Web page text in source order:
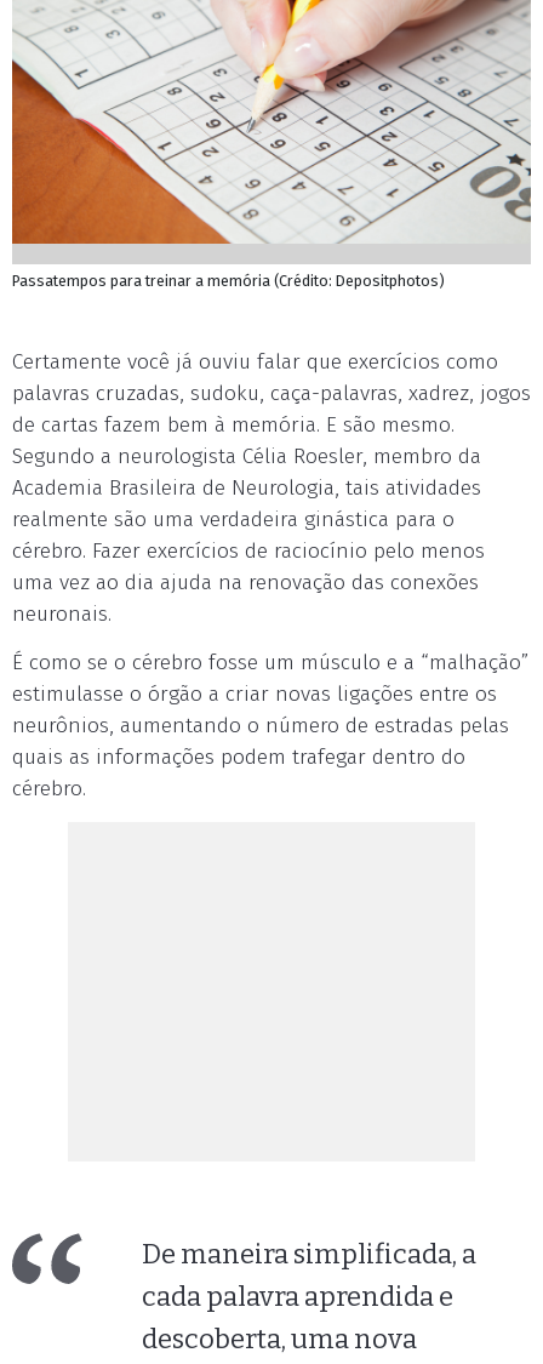
Passatempos para treinar a memória (Crédito: Depositphotos)
Certamente você já ouviu falar que exercícios como
palavras cruzadas, sudoku, caça-palavras, xadrez, jogos
de cartas fazem bem à memória. E são mesmo.
Segundo a neurologista Célia Roesler, membro da
Academia Brasileira de Neurologia, tais atividades
realmente são uma verdadeira ginástica para o
cérebro. Fazer exercícios de raciocínio pelo menos
uma vez ao dia ajuda na renovação das conexões
neuronais.
É como se o cérebro fosse um músculo e a “malhação”
estimulasse o órgão a criar novas ligações entre os
neurônios, aumentando o número de estradas pelas
quais as informações podem trafegar dentro do
cérebro.
De maneira simplificada, a
cada palavra aprendida e
descoberta, uma nova